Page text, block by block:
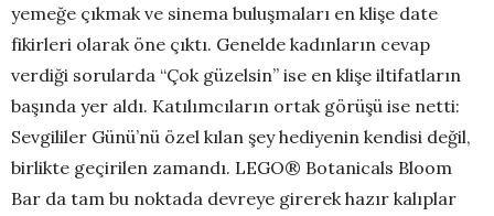
yemeğe çıkmak ve sinema buluşmaları en klişe date
fikirleri olarak öne çıktı. Genelde kadınların cevap
verdiği sorularda “Çok güzelsin” ise en klişe iltifatların
başında yer aldı. Katılımcıların ortak görüşü ise netti:
Sevgililer Günü’nü özel kılan şey hediyenin kendisi değil,
birlikte geçirilen zamandı. LEGO® Botanicals Bloom
Bar da tam bu noktada devreye girerek hazır kalıplar